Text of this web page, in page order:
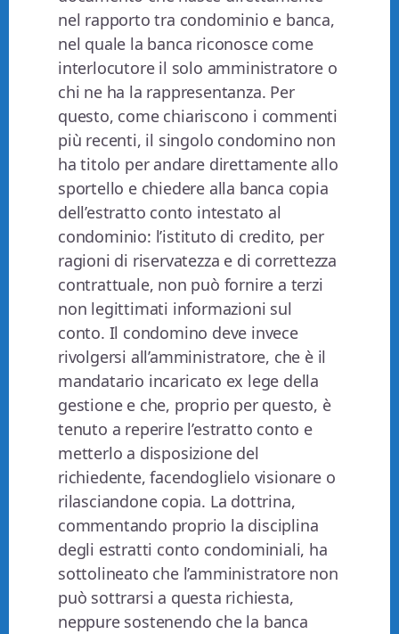
nel rapporto tra condominio e banca,
nel quale la banca riconosce come
interlocutore il solo amministratore o
chi ne ha la rappresentanza. Per
questo, come chiariscono i commenti
più recenti, il singolo condomino non
ha titolo per andare direttamente allo
sportello e chiedere alla banca copia
dell’estratto conto intestato al
condominio: l’istituto di credito, per
ragioni di riservatezza e di correttezza
contrattuale, non può fornire a terzi
non legittimati informazioni sul
conto. Il condomino deve invece
rivolgersi all’amministratore, che è il
mandatario incaricato ex lege della
gestione e che, proprio per questo, è
tenuto a reperire l’estratto conto e
metterlo a disposizione del
richiedente, facendoglielo visionare o
rilasciandone copia. La dottrina,
commentando proprio la disciplina
degli estratti conto condominiali, ha
sottolineato che l’amministratore non
può sottrarsi a questa richiesta,
neppure sostenendo che la banca